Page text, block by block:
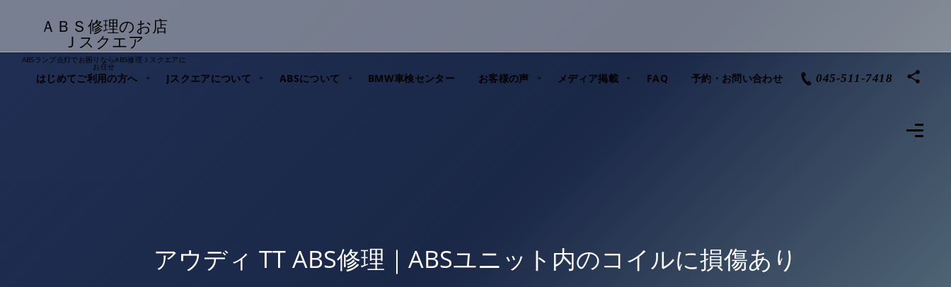
ＡＢＳ修理のお店
Ｊスクエア
ABSランプ点灯でお困りならABS修理Ｊスクエアに
お任せ
はじめてご利用の方へ Jスクエアについて ABSについて BMW車検センター お客様の声 メディア掲載 FAQ 予約・お問い合わせ 045-511-7418
アウディ TT ABS修理｜ABSユニット内のコイルに損傷あり